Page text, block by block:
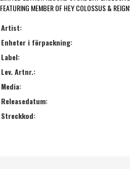
FEATURING MEMBER OF HEY COLOSSUS &
Artist:
Enheter i förpackning:
Label:
Lev. Artnr.:
Media:
Releasedatum:
Streckkod: